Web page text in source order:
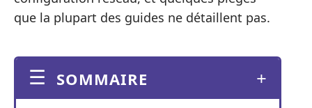
que la plupart des guides ne détaillent pas.
SOMMAIRE